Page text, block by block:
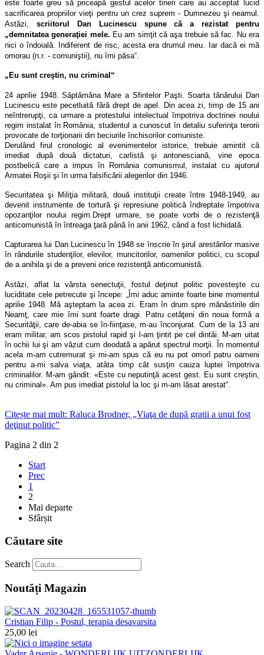
este foarte greu să priceapă gestul acelor tineri care au acceptat lucid
sacrificarea propriilor vieţi pentru un crez suprem - Dumnezeu şi neamul.
Astăzi, scriitorul Dan Lucinescu spune că a rezistat pentru
„demnitatea generaţiei mele. Eu am simţit că aşa trebuie să fac. Nu era
nici o îndoială. Indiferent de risc, acesta era drumul meu. Iar dacă ei mă
omorau (n.r. - comuniştii), nu îmi păsa“.
„Eu sunt creştin, nu criminal“
24 aprilie 1948. Săptămâna Mare a Sfintelor Paşti. Soarta tânărului Dan
Lucinescu este pecetluită fără drept de apel. Din acea zi, timp de 15 ani
neîntrerupţi, ca urmare a protestului intelectual împotriva doctrinei noului
regim instalat în România, studentul a cunoscut în detaliu suferinţa terorii
provocate de torţionarii din beciurile închisorilor comuniste.
Derulând firul cronologic al evenimentelor istorice, trebuie amintit că
imediat după două dictaturi, carlistă şi antonesciană, vine epoca
postbelică care a impus în România comunismul, instalat cu ajutorul
Armatei Roşii şi în urma falsificării alegerilor din 1946.
Securitatea şi Miliţia militară, două instituţii create între 1948-1949, au
devenit instrumente de tortură şi represiune politică îndreptate împotriva
opozanţilor noului regim. Drept urmare, se poate vorbi de o rezistenţă
anticomunistă în întreaga ţară până în anii 1962, când a fost lichidată
Capturarea lui Dan Lucinescu în 1948 se înscrie în şirul arestărilor masive
în rândurile studenţilor, elevilor, muncitorilor, oamenilor politici, cu scopul
de a anihila şi de a preveni orice rezistenţă anticomunistă.
Astăzi, aflat la vârsta senectuţii, fostul deţinut politic povesteşte cu
luciditate cele petrecute şi începe: „Îmi aduc aminte foarte bine momentul
aprilie 1948. Mă aşteptam la acea zi. Eram în drum spre mănăstirile din
Neamţ, care mie îmi sunt foarte dragi. Patru cetăţeni din noua formă a
Securităţii, care de-abia se în-fiinţase, m-au înconjurat. Cum de la 13 ani
eram militar, am scos pistolul rapid şi l-am ţintit pe cel dintâi. M-am uitat
în ochii lui şi am văzut cum deodată a apărut spectrul morţii. În momentul
acela m-am cutremurat şi mi-am spus că eu nu pot omorî patru oameni
pentru a-mi salva viaţa, atâta timp cât susţin cauza luptei împotriva
criminalilor. M-am gândit: «Este cu neputinţă acest gest. Eu sunt creştin,
nu criminal». Am pus imediat pistolul la loc şi m-am lăsat arestat“.
Citește mai mult: Raluca Brodner, „Viaţa de după gratii a unui fost
deţinut politic”
Pagina 2 din 2
Start
Prec
1
2
Mai departe
Sfârșit
Căutare site
Search
Noutăți Magazin
Cristian Filip - Postul, terapia desavarsita
25,00 lei